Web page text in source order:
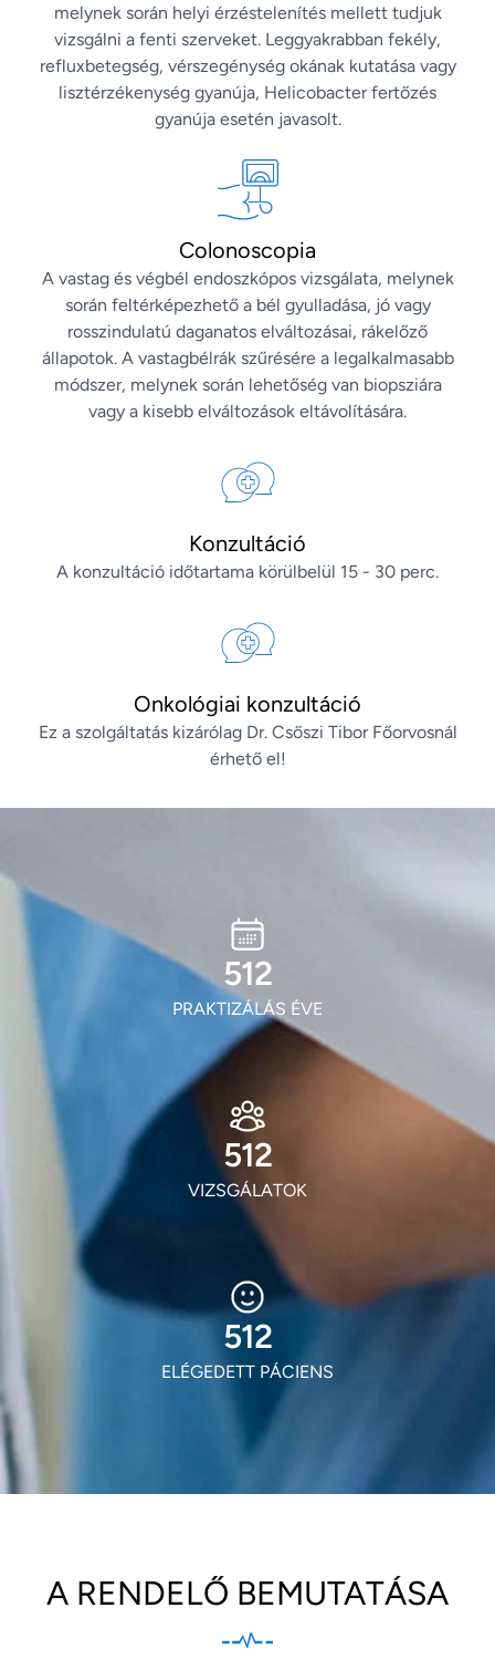
melynek során helyi érzéstelenítés mellett tudjuk
vizsgálni a fenti szerveket. Leggyakrabban fekély,
refluxbetegség, vérszegénység okának kutatása vagy
lisztérzékenység gyanúja, Helicobacter fertőzés
gyanúja esetén javasolt.
Colonoscopia
A vastag és végbél endoszkópos vizsgálata, melynek
során feltérképezhető a bél gyulladása, jó vagy
rosszindulatú daganatos elváltozásai, rákelőző
állapotok. A vastagbélrák szűrésére a legalkalmasabb
módszer, melynek során lehetőség van biopsziára
vagy a kisebb elváltozások eltávolítására.
Konzultáció
A konzultáció időtartama körülbelül 15 - 30 perc.
Onkológiai konzultáció
Ez a szolgáltatás kizárólag Dr. Csőszi Tibor Főorvosnál
érhető el!
600
PRAKTIZÁLÁS ÉVE
600
VIZSGÁLATOK
600
ELÉGEDETT PÁCIENS
A RENDELŐ BEMUTATÁSA